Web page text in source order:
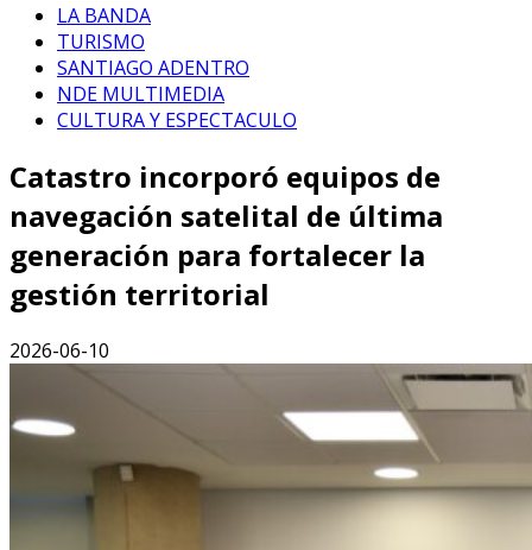
LA BANDA
TURISMO
SANTIAGO ADENTRO
NDE MULTIMEDIA
CULTURA Y ESPECTACULO
Catastro incorporó equipos de
navegación satelital de última
generación para fortalecer la
gestión territorial
2026-06-10